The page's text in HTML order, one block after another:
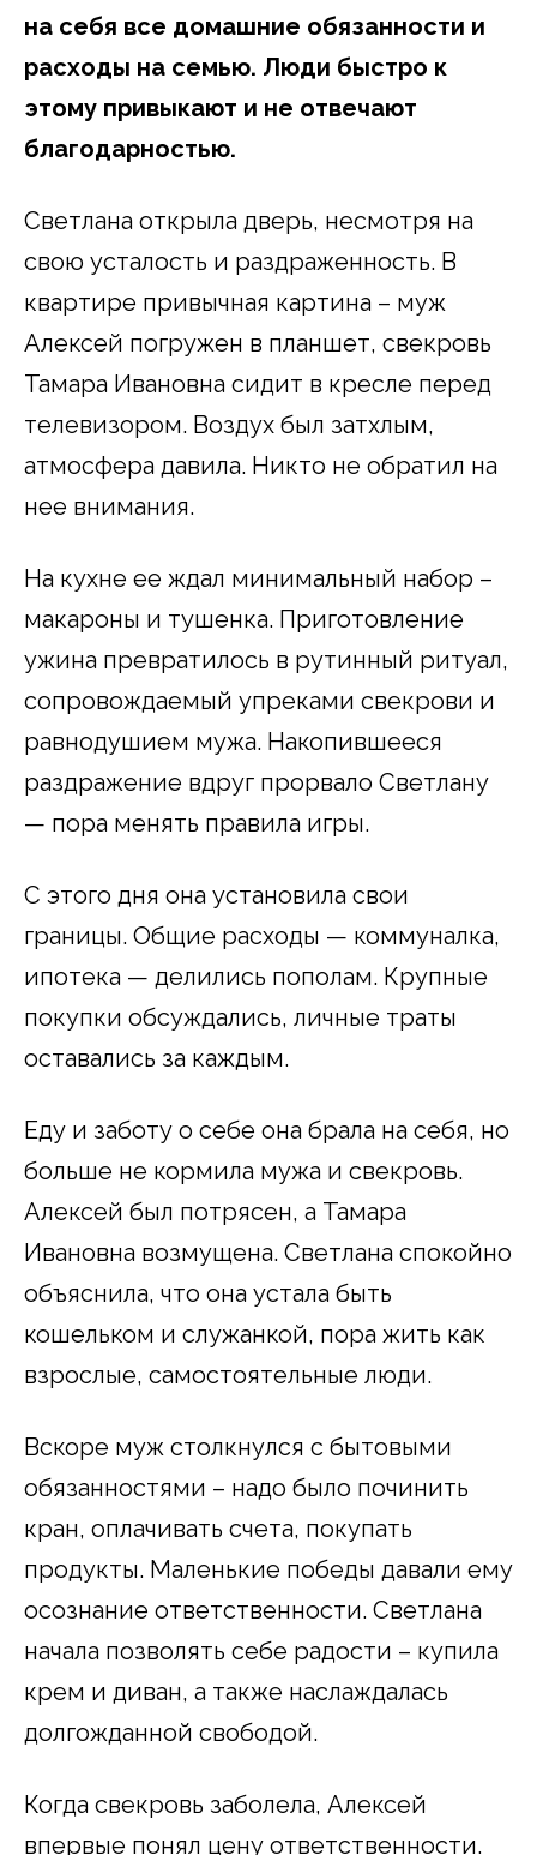
на себя все домашние обязанности и
расходы на семью. Люди быстро к
этому привыкают и не отвечают
благодарностью.
Светлана открыла дверь, несмотря на
свою усталость и раздраженность. В
квартире привычная картина – муж
Алексей погружен в планшет, свекровь
Тамара Ивановна сидит в кресле перед
телевизором. Воздух был затхлым,
атмосфера давила. Никто не обратил на
нее внимания.
На кухне ее ждал минимальный набор –
макароны и тушенка. Приготовление
ужина превратилось в рутинный ритуал,
сопровождаемый упреками свекрови и
равнодушием мужа. Накопившееся
раздражение вдруг прорвало Светлану
— пора менять правила игры.
С этого дня она установила свои
границы. Общие расходы — коммуналка,
ипотека — делились пополам. Крупные
покупки обсуждались, личные траты
оставались за каждым.
Еду и заботу о себе она брала на себя, но
больше не кормила мужа и свекровь.
Алексей был потрясен, а Тамара
Ивановна возмущена. Светлана спокойно
объяснила, что она устала быть
кошельком и служанкой, пора жить как
взрослые, самостоятельные люди.
Вскоре муж столкнулся с бытовыми
обязанностями – надо было починить
кран, оплачивать счета, покупать
продукты. Маленькие победы давали ему
осознание ответственности. Светлана
начала позволять себе радости – купила
крем и диван, а также наслаждалась
долгожданной свободой.
Когда свекровь заболела, Алексей
впервые понял цену ответственности.